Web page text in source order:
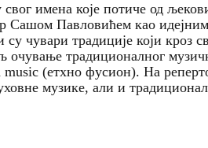
имена које потиче од
Сашом Павловићем као
чувари традиције који кроз
традиционалног
(етхно фусион). На
музике, али и